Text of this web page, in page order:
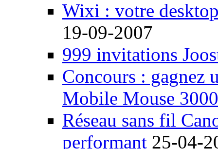
Wixi : votre
19-09-2007
999 invitations
Concours : gagnez
Mobile Mouse 3000
Réseau sans fil
performant 25-04-